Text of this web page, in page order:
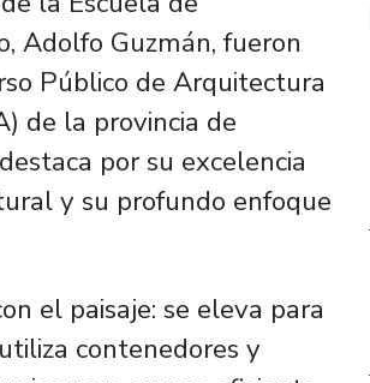
Adolfo Guzmán, fueron
Público de Arquitectura
de la provincia de
por su excelencia
y su profundo enfoque
el paisaje: se eleva para
contenedores y